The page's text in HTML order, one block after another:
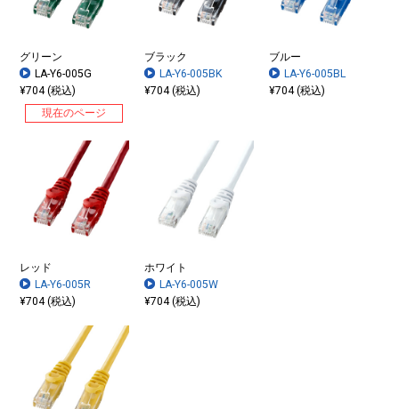
グリーン
LA-Y6-005G
¥704 (税込)
現在のページ
ブラック
LA-Y6-005BK
¥704 (税込)
ブルー
LA-Y6-005BL
¥704 (税込)
レッド
LA-Y6-005R
¥704 (税込)
ホワイト
LA-Y6-005W
¥704 (税込)